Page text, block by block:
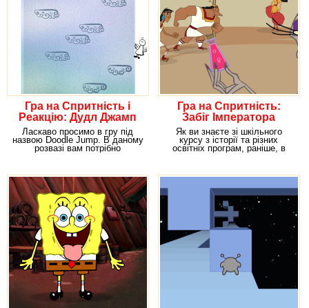
Гра на Спритність і
Реакцію: Дудл Джамп
Ласкаво просимо в гру під
назвою Doodle Jump. В даному
розвазі вам потрібно
Гра на Спритність:
Забіг Імператора
Як ви знаєте зі шкільного
курсу з історії та різних
освітніх програм, раніше, в